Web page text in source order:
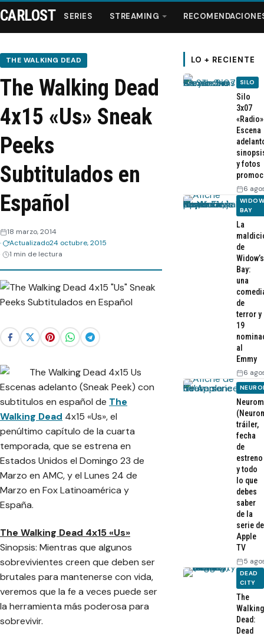
Series
Streaming
Recomendaciones
Webisodios
CARLOST SERIES STREAMING
THE WALKING DEAD
The Walking Dead
4x15 «Us» Sneak
Peeks
Subtitulados en
Español
18 marzo, 2014
Actualizado24 octubre, 2015
1 min de lectura
Escenas adelanto (Sneak Peek) con
subtitulos en español de The
Walking Dead 4x15 «Us», el
penúltimo capítulo de la cuarta
temporada, que se estrena en
Estados Unidos el Domingo 23 de
Marzo en AMC, y el Lunes 24 de
Marzo en Fox Latinoamérica y
España.
The Walking Dead 4x15 «Us»
Sinopsis: Mientras que algunos
sobrevivientes creen que deben ser
brutales para mantenerse con vida,
veremos que la fe a veces puede ser
la herramienta más poderosa para
sobrevivir.
LO + RECIENTE
SILO
Silo
3x07
Escena
y fotos
6
BAY
La
de
Widow’s
Bay:
una
de
terror y
19
al
Emmy
6
tráiler,
fecha
de
estreno
y todo
lo que
debes
saber
de la
serie de
Apple
TV
5
DEAD
CITY
The
Walking
Dead:
Dead